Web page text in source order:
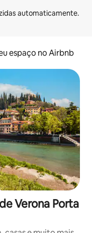
espaço no Airbnb
Verona Porta